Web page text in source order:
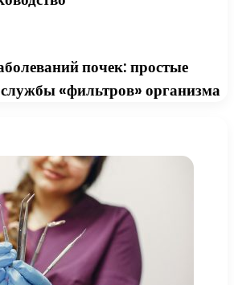
почек: простые
«фильтров» организма